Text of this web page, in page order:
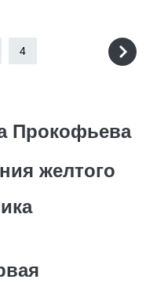
4
Прокофьева
желтого